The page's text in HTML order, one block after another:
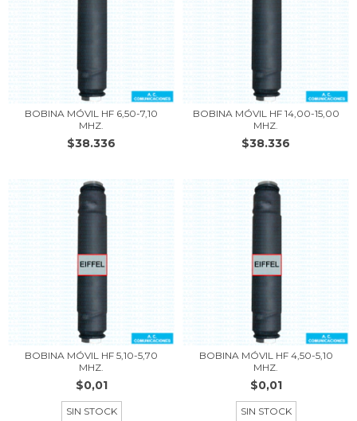
BOBINA MÓVIL HF 6,50-7,10
MHZ.
$38.336
BOBINA MÓVIL HF 14,00-15,00
MHZ.
$38.336
BOBINA MÓVIL HF 5,10-5,70
MHZ.
$0,01
SIN STOCK
BOBINA MÓVIL HF 4,50-5,10
MHZ.
$0,01
SIN STOCK